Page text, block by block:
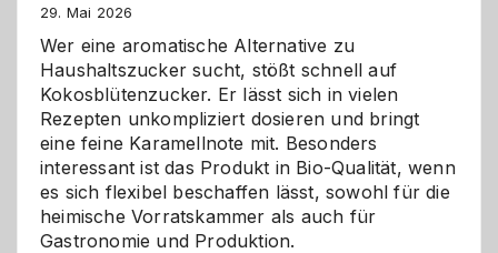
für
Hunde
im
eigenen
Zuhause
29. Mai 2026
Wer eine aromatische Alternative zu
Haushaltszucker sucht, stößt schnell auf
Kokosblütenzucker. Er lässt sich in vielen
Rezepten unkompliziert dosieren und bringt
eine feine Karamellnote mit. Besonders
interessant ist das Produkt in Bio-Qualität, wenn
es sich flexibel beschaffen lässt, sowohl für die
heimische Vorratskammer als auch für
Gastronomie und Produktion.